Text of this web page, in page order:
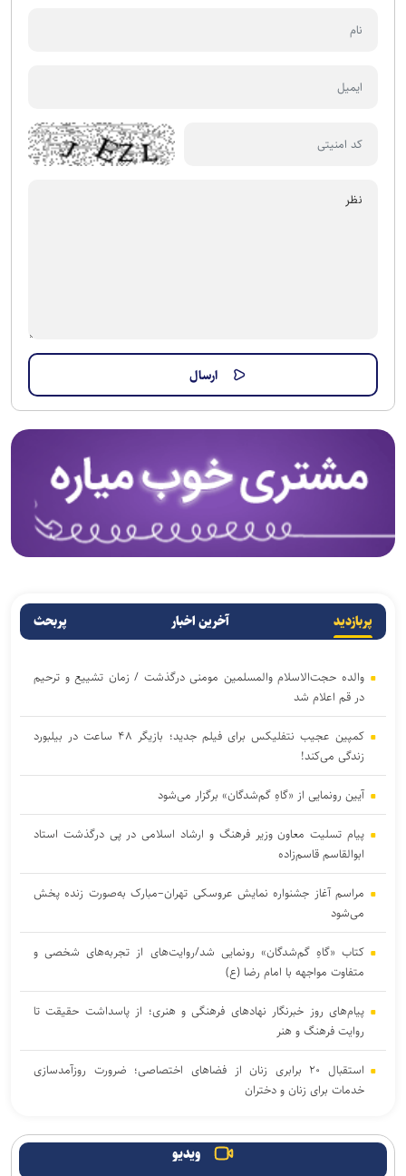
پربازدید آخرین اخبار پربحث
والده حجت‌الاسلام والمسلمین مومنی درگذشت / زمان تشییع و ترحیم
در قم اعلام شد
کمپین عجیب نتفلیکس برای فیلم جدید؛ بازیگر ۴۸ ساعت در بیلبورد
زندگی می‌کند!
آیین رونمایی از «گاهِ گم‌شدگان» برگزار می‌شود
پیام تسلیت معاون وزیر فرهنگ و ارشاد اسلامی در پی درگذشت استاد
ابوالقاسم قاسم‌زاده
مراسم آغاز جشنواره نمایش عروسکی تهران–مبارک به‌صورت زنده پخش
می‌شود
کتاب «گاهِ گم‌شدگان» رونمایی شد/روایت‌های از تجربه‌های شخصی و
متفاوت مواجهه با امام رضا (ع)
پیام‌های روز خبرنگار نهادهای فرهنگی و هنری؛ از پاسداشت حقیقت تا
روایت فرهنگ و هنر
استقبال ۲۰ برابری زنان از فضاهای اختصاصی؛ ضرورت روزآمدسازی
خدمات برای زنان و دختران
ویدیو